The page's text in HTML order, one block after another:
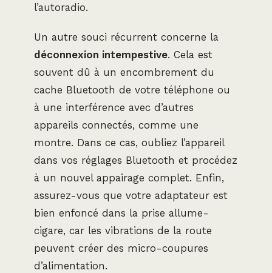
l’autoradio.
Un autre souci récurrent concerne la
déconnexion intempestive. Cela est
souvent dû à un encombrement du
cache Bluetooth de votre téléphone ou
à une interférence avec d’autres
appareils connectés, comme une
montre. Dans ce cas, oubliez l’appareil
dans vos réglages Bluetooth et procédez
à un nouvel appairage complet. Enfin,
assurez-vous que votre adaptateur est
bien enfoncé dans la prise allume-
cigare, car les vibrations de la route
peuvent créer des micro-coupures
d’alimentation.